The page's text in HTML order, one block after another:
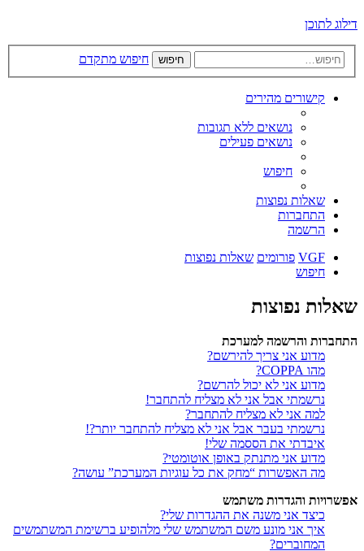
דילוג לתוכן
חיפוש חיפוש מתקדם
קישורים מהירים
נושאים ללא תגובות
נושאים פעילים
חיפוש
שאלות נפוצות
התחברות
הרשמה
VGF פורומים שאלות נפוצות
חיפוש
שאלות נפוצות
התחברות והרשמה למערכת
מדוע אני צריך להירשם?
מהו COPPA?
מדוע אני לא יכול להרשם?
נרשמתי אבל אני לא מצליח להתחבר!
למה אני לא מצליח להתחבר?
נרשמתי בעבר אבל אני לא מצליח להתחבר יותר?!
איבדתי את הססמה שלי!
מדוע אני מתנתק באופן אוטומטי?
מה האפשרות “מחק את כל עוגיות המערכת” עושה?
אפשרויות והגדרות משתמש
כיצד אני משנה את ההגדרות שלי?
איך אני מונע משם המשתמש שלי מלהופיע ברשימת המשתמשים
המחוברים?